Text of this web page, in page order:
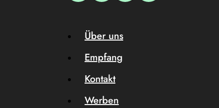
Über uns
Empfang
Kontakt
Werben